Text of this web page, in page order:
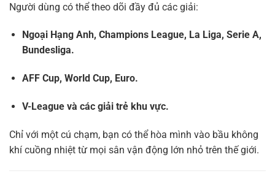
Người dùng có thể theo dõi đầy đủ các giải:
Ngoại Hạng Anh, Champions League, La Liga, Serie A,
Bundesliga.
AFF Cup, World Cup, Euro.
V-League và các giải trẻ khu vực.
Chỉ với một cú chạm, bạn có thể hòa mình vào bầu không
khí cuồng nhiệt từ mọi sân vận động lớn nhỏ trên thế giới.